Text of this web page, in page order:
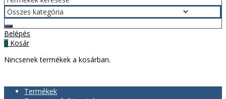
Belépés
0 Kosár
Nincsenek termékek a kosárban.
Termékek